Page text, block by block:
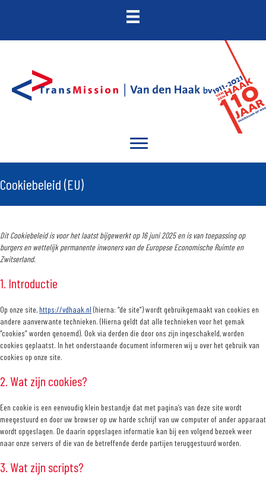
Cookiebeleid (EU)
Dit Cookiebeleid is voor het laatst bijgewerkt op 16 juni 2025 en is van toepassing op
burgers en wettelijk permanente inwoners van de Europese Economische Ruimte en
Zwitserland.
1. Introductie
Op onze site, https://vdhaak.nl (hierna: “de site”) wordt gebruikgemaakt van cookies en
andere aanverwante technieken. (Hierna geldt dat alle technieken voor het gemak
“cookies” worden genoemd). Ook via derden die door ons zijn ingeschakeld, worden
cookies geplaatst. In het onderstaande document informeren wij u over het gebruik van
cookies op onze site.
2. Wat zijn cookies?
Een cookie is een eenvoudig klein bestandje dat met pagina’s van deze site wordt
meegestuurd en door uw browser op uw harde schrijf van uw computer of ander apparaat
wordt opgeslagen. De daarin opgeslagen informatie kan bij een volgend bezoek weer
naar onze servers of die van de betreffende derde partijen teruggestuurd worden.
3. Wat zijn scripts?